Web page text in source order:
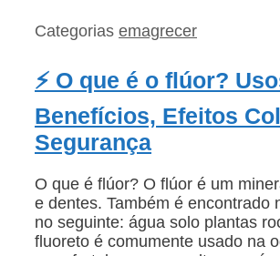
Categorias emagrecer
⚡ O que é o flúor?
Benefícios, Efeitos
Segurança
O que é flúor? O flúor é um
e dentes. Também é encontrado
no seguinte: água solo plantas
fluoreto é comumente usado na